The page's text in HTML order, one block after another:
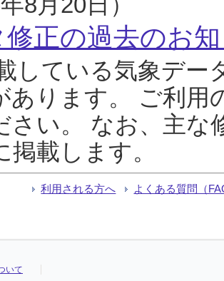
修正の過去のお
している気象デー
あります。 ご利用
さい。 なお、主な
掲載します。
利用される方へ よくある質問（
いて